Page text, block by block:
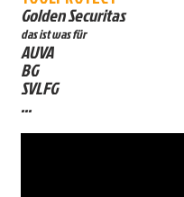
Golden Securitas
das ist was für
AUVA
BG
SVLFG
...